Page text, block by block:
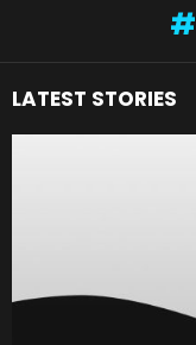
LATEST STORIES